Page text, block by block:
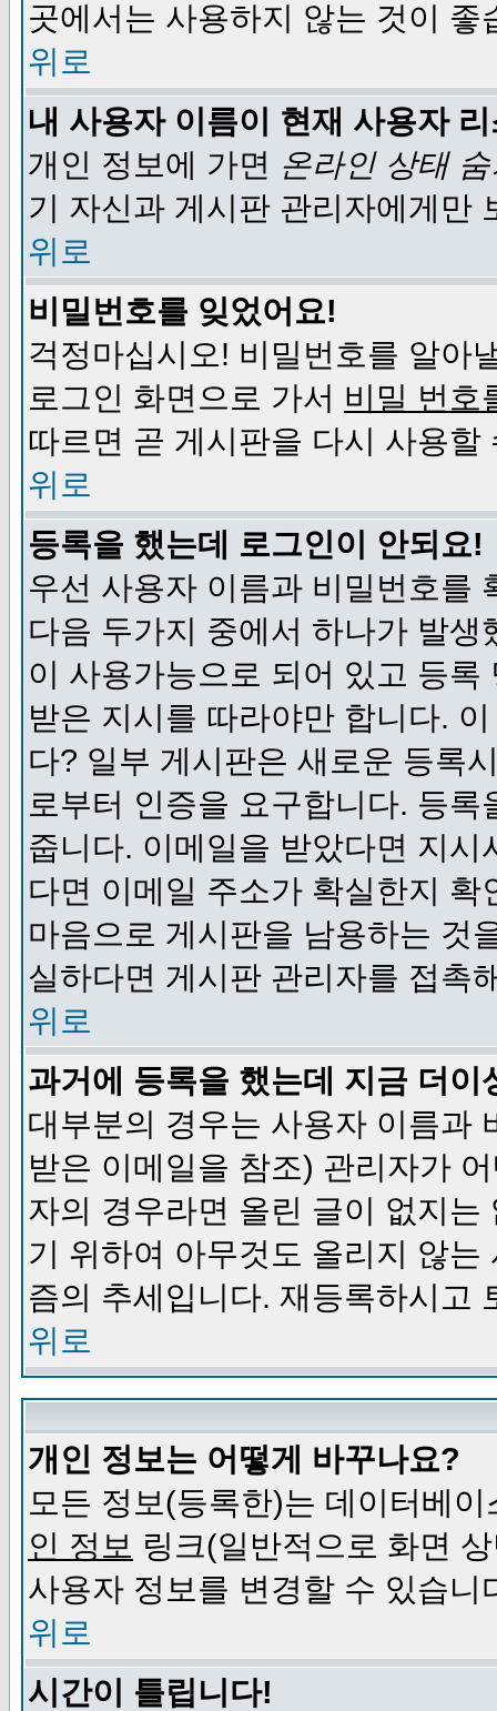
곳에서는 사용하지 않는 것이 좋
위로
내 사용자 이름이 현재 사용자
개인 정보에 가면 온라인 상태
기 자신과 게시판 관리자에게만
위로
비밀번호를 잊었어요!
걱정마십시오! 비밀번호를 알아
로그인 화면으로 가서 비밀 번호
따르면 곧 게시판을 다시 사용할
위로
등록을 했는데 로그인이 안되요!
우선 사용자 이름과 비밀번호를
다음 두가지 중에서 하나가 발
이 사용가능으로 되어 있고 등
받은 지시를 따라야만 합니다.
다? 일부 게시판은 새로운 등록
로부터 인증을 요구합니다. 등
줍니다. 이메일을 받았다면 지
다면 이메일 주소가 확실한지
마음으로 게시판을 남용하는 것
실하다면 게시판 관리자를 접촉
위로
과거에 등록을 했는데 지금 더
대부분의 경우는 사용자 이름과
받은 이메일을 참조) 관리자가
자의 경우라면 올린 글이 없지
기 위하여 아무것도 올리지 않
즘의 추세입니다. 재등록하시고
위로
개인 정보는 어떻게 바꾸나요?
모든 정보(등록한)는 데이터베
인 정보 링크(일반적으로 화면
사용자 정보를 변경할 수 있습니
위로
시간이 틀립니다!